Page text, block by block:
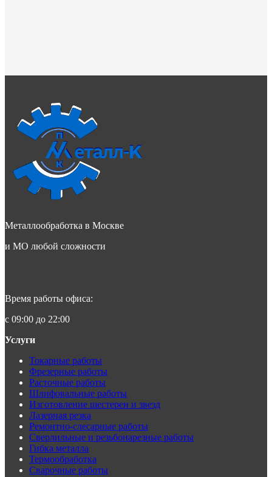
Металлообработка в Москве
и МО любой сложности
Время работы офиса:
с 09:00 до 22:00
Услуги
Токарные работы
Фрезерные работы
Расточные работы
Шлифовальные работы
Изготовление шестерен и звезд
Лазерная резка
Ремонтно-слесарные работы
Сверлильные и резьбонарезные работы
Гибка металла
Термообработка
Сварочные работы